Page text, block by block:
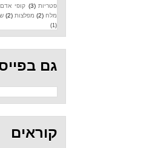
קופי אדם (3) שינוי (3)
(2) שוק (2) תוספי
גם בפייסבוק -